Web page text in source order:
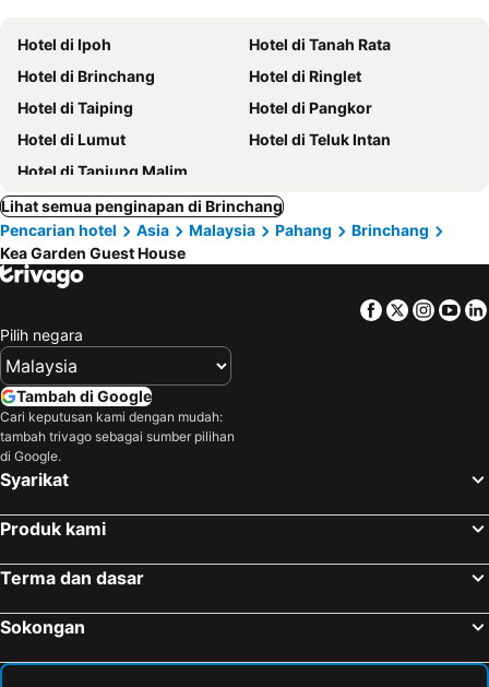
Hotel di Ipoh
Hotel di Tanah Rata
Hotel di Brinchang
Hotel di Ringlet
Hotel di Taiping
Hotel di Pangkor
Hotel di Lumut
Hotel di Teluk Intan
Hotel di Tanjung Malim
Lihat semua penginapan di Brinchang
Pencarian hotel
Asia Malaysia Pahang
Brinchang
Kea Garden Guest House
Facebook
Twitter
Pilih negara
Tambah di Google
Cari keputusan kami dengan mudah:
tambah trivago sebagai sumber pilihan
di Google.
Syarikat
Produk kami
Terma dan dasar
Sokongan